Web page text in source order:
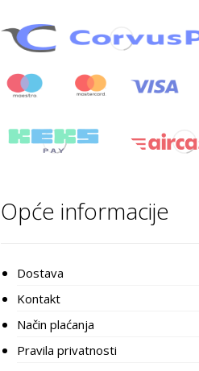
Opće informacije
Dostava
Kontakt
Način plaćanja
Pravila privatnosti